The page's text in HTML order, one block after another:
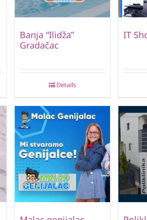
Banja “Ilidža”
Gradačac
Details
IT